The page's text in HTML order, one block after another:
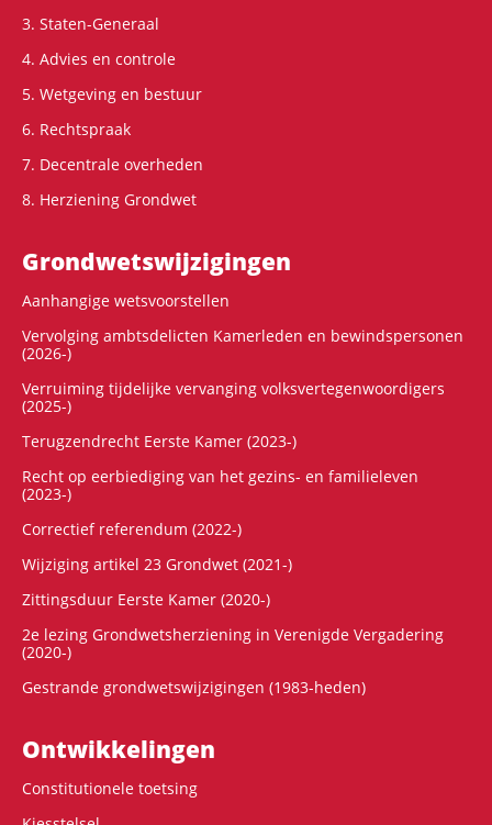
3. Staten-Generaal
4. Advies en controle
5. Wetgeving en bestuur
6. Rechtspraak
7. Decentrale overheden
8. Herziening Grondwet
Grondwets­wijzigingen
Aanhangige wetsvoorstellen
Vervolging ambtsdelicten Kamerleden en bewindspersonen
(2026-)
Verruiming tijdelijke vervanging volksvertegenwoordigers
(2025-)
Terugzendrecht Eerste Kamer (2023-)
Recht op eerbiediging van het gezins- en familieleven
(2023-)
Correctief referendum (2022-)
Wijziging artikel 23 Grondwet (2021-)
Zittingsduur Eerste Kamer (2020-)
2e lezing Grondwetsherziening in Verenigde Vergadering
(2020-)
Gestrande grondwetswijzigingen (1983-heden)
Ontwikke­lingen
Constitutionele toetsing